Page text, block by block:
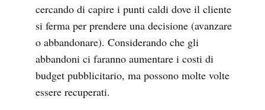
cercando di capire i punti caldi dove il cliente
si ferma per prendere una decisione (avanzare
o abbandonare). Considerando che gli
abbandoni ci faranno aumentare i costi di
budget pubblicitario, ma possono molte volte
essere recuperati.